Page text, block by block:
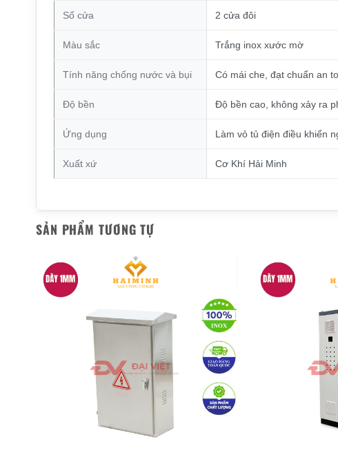
Số cửa 2 cửa đôi
Màu sắc Trắng inox xước mờ
Tính năng chống nước và bụi Có mái che, đạt chuẩn an
Độ bền Độ bền cao, không xảy ra
Ứng dụng Làm vỏ tủ điện điều khiển
Xuất xứ Cơ Khí Hải Minh
SẢN PHẨM TƯƠNG TỰ